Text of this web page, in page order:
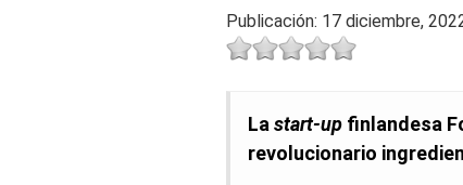
Publicación: 17 diciembre,
La start-up finlandesa
revolucionario